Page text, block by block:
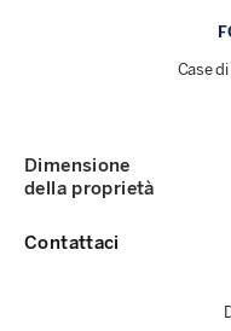
Case
Contattaci
Dimensione
della proprietà